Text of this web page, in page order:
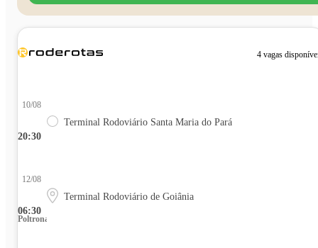
4 vagas
20:30
10/08
Terminal Rodoviário Santa Maria do Pará
06:30
12/08
Terminal Rodoviário de Goiânia
Poltrona